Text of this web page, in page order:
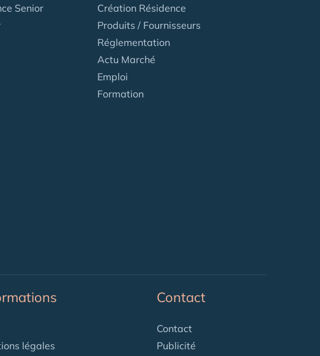
Senior
Création Résidence
Produits / Fournisseurs
Réglementation
Actu Marché
Emploi
Formation
légales
Contact
Contact
Publicité